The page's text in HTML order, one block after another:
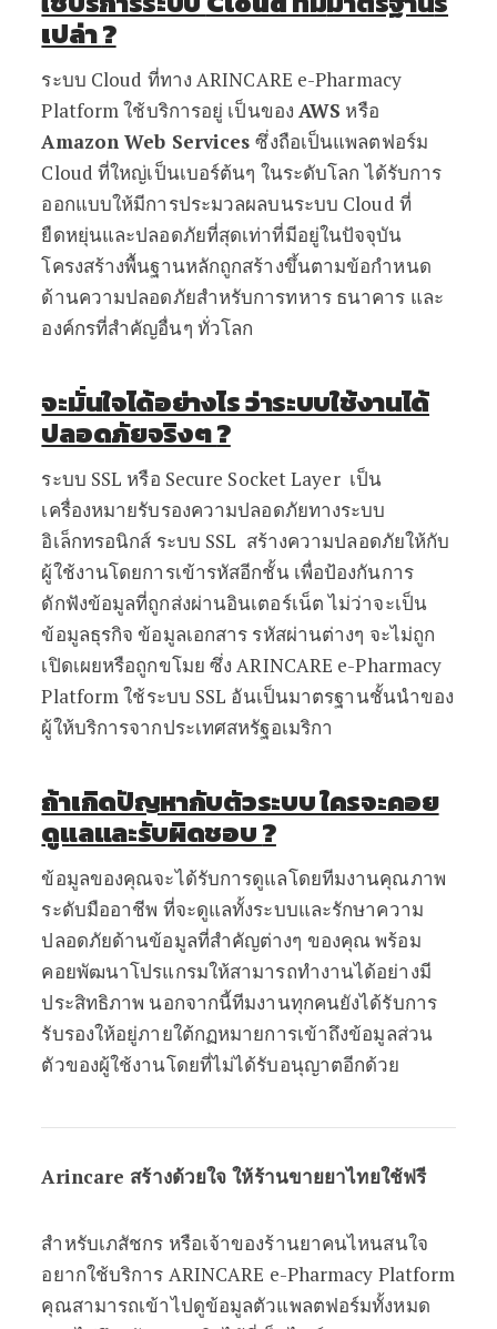
เปล่า?
ระบบ Cloud ที่ทาง ARINCARE e-Pharmacy
Platform ใช้บริการอยู่ เป็นของAWS หรือ
Amazon Web Servicesซึ่งถือเป็นแพลตฟอร์ม
Cloud ที่ใหญ่เป็นเบอร์ต้นๆ ในระดับโลก ได้รับการ
ออกแบบให้มีการประมวลผลบนระบบ Cloud ที่
ยืดหยุ่นและปลอดภัยที่สุดเท่าที่มีอยู่ในปัจจุบัน
โครงสร้างพื้นฐานหลักถูกสร้างขึ้นตามข้อกำหนด
ด้านความปลอดภัยสำหรับการทหาร ธนาคาร และ
องค์กรที่สำคัญอื่นๆ ทั่วโลก
จะมั่นใจได้อย่างไร ว่าระบบใช้งานได้
ปลอดภัยจริงๆ?
ระบบ SSL หรือ Secure Socket Layer เป็น
เครื่องหมายรับรองความปลอดภัยทางระบบ
อิเล็กทรอนิกส์ ระบบ SSL สร้างความปลอดภัยให้กับ
ผู้ใช้งานโดยการเข้ารหัสอีกชั้น เพื่อป้องกันการ
ดักฟังข้อมูลที่ถูกส่งผ่านอินเตอร์เน็ต ไม่ว่าจะเป็น
ข้อมูลธุรกิจ ข้อมูลเอกสาร รหัสผ่านต่างๆ จะไม่ถูก
เปิดเผยหรือถูกขโมย ซึ่ง ARINCARE e-Pharmacy
Platform ใช้ระบบ SSL อันเป็นมาตรฐานชั้นนำของ
ผู้ให้บริการจากประเทศสหรัฐอเมริกา
ถ้าเกิดปัญหากับตัวระบบ ใครจะคอย
ดูแลและรับผิดชอบ?
ข้อมูลของคุณจะได้รับการดูแลโดยทีมงานคุณภาพ
ระดับมืออาชีพ ที่จะดูแลทั้งระบบและรักษาความ
ปลอดภัยด้านข้อมูลที่สำคัญต่างๆ ของคุณ พร้อม
คอยพัฒนาโปรแกรมให้สามารถทำงานได้อย่างมี
ประสิทธิภาพ นอกจากนี้ทีมงานทุกคนยังได้รับการ
รับรองให้อยู่ภายใต้กฏหมายการเข้าถึงข้อมูลส่วน
ตัวของผู้ใช้งานโดยที่ไม่ได้รับอนุญาตอีกด้วย
Arincare สร้างด้วยใจ ให้ร้านขายยาไทยใช้ฟรี
สำหรับเภสัชกร หรือเจ้าของร้านยาคนไหนสนใจ
อยากใช้บริการ ARINCARE e-Pharmacy Platform
คุณสามารถเข้าไปดูข้อมูลตัวแพลตฟอร์มทั้งหมด